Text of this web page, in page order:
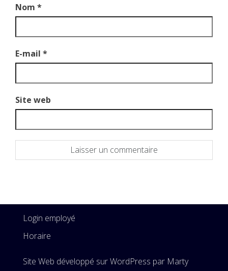
Nom *
E-mail *
Site web
Login employé
Horaire
Site Web développé sur WordPress par Marty